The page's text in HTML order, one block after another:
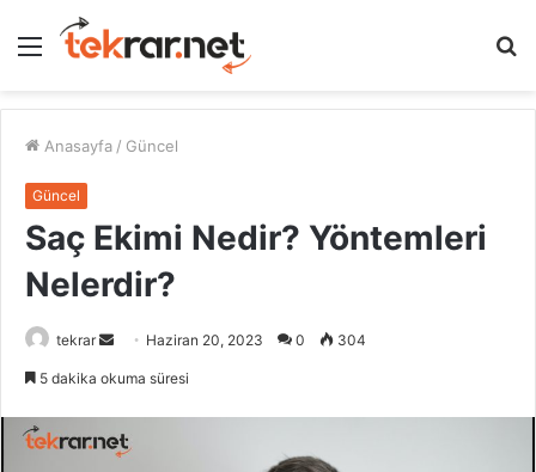
Menü
...
Anasayfa / Güncel
Güncel
Saç Ekimi Nedir? Yöntemleri
Nelerdir?
tekrar
Bir
Haziran 20, 2023 0 304
5 dakika okuma süresi